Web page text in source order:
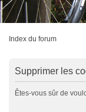
Index du forum
Supprimer les
Êtes-vous sûr de